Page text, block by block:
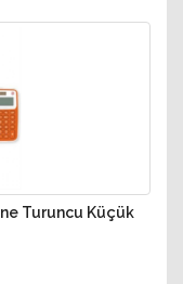
Turuncu Küçük